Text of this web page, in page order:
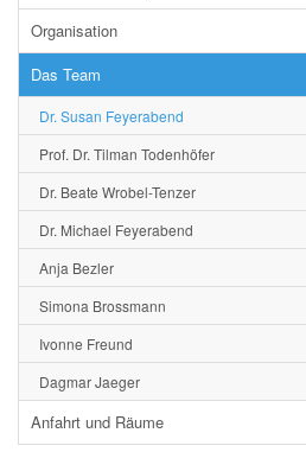
Organisation
Das Team
Dr. Susan Feyerabend
Prof. Dr. Tilman Todenhöfer
Dr. Beate Wrobel-Tenzer
Dr. Michael Feyerabend
Anja Bezler
Simona Brossmann
Ivonne Freund
Dagmar Jaeger
Anfahrt und Räume